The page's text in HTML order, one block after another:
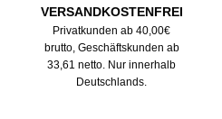
VERSANDKOSTENFREI
Privatkunden ab 40,00€
brutto, Geschäftskunden ab
33,61 netto. Nur innerhalb
Deutschlands.